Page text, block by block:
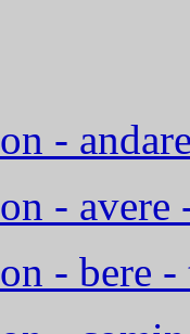
-
- avere
- bere